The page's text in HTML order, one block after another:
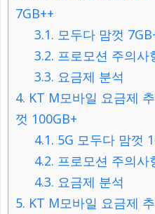
7GB++
3.1. 모두다 맘껏
3.2. 프로모션 주의사
3.3. 요금제 분석
4. KT M모바일 요금제
껏 100GB+
4.1. 5G 모두다 맘껏
4.2. 프로모션 주의사
4.3. 요금제 분석
5. KT M모바일 요금제